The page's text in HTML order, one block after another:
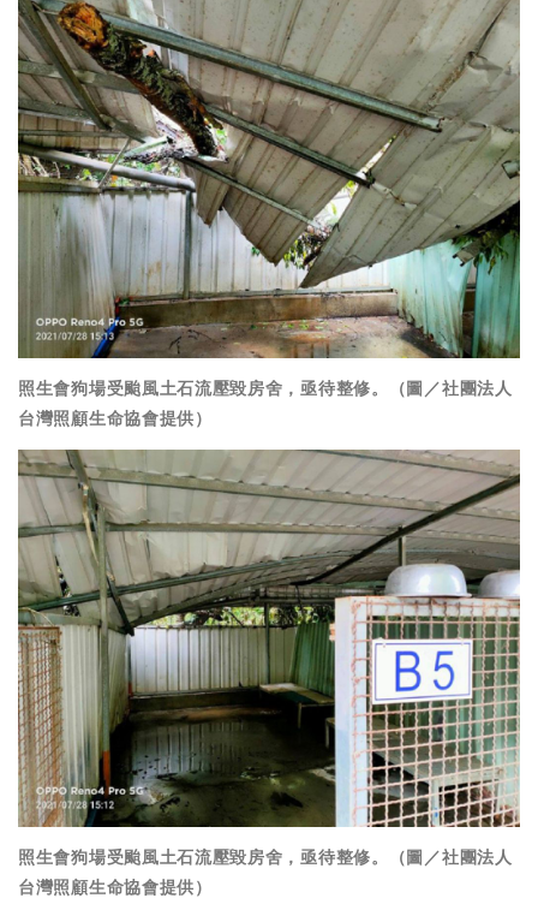
照生會狗場受颱風土石流壓毀房舍，亟待整修。（圖／社團法人
台灣照顧生命協會提供）
照生會狗場受颱風土石流壓毀房舍，亟待整修。（圖／社團法人
台灣照顧生命協會提供）